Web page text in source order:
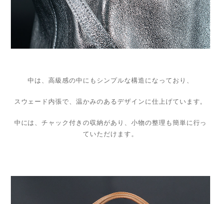
中は、高級感の中にもシンプルな構造になっており、
スウェード内張で、温かみのあるデザインに仕上げています。
中には、チャック付きの収納があり、小物の整理も簡単に行っ
ていただけます。